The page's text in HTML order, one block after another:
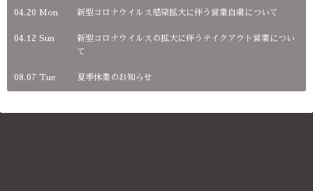
04.20 Mon 新型コロナウイルス感染拡大に伴う営業自粛について
04.12 Sun
新型コロナウイルスの拡大に伴うテイクアウト営業につい
て
08.07 Tue 夏季休業のお知らせ